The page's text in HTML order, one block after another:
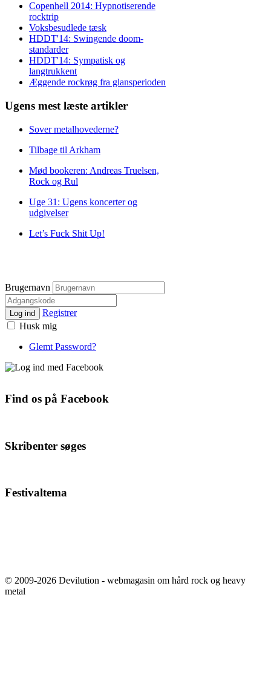
Copenhell 2014: Hypnotiserende
rocktrip
Voksbesudlede tæsk
HDDT'14: Swingende doom-
standarder
HDDT'14: Sympatisk og
langtrukkent
Æggende rockrøg fra glansperioden
Ugens mest læste artikler
Sover metalhovederne?
Tilbage til Arkham
Mød bookeren: Andreas Truelsen,
Rock og Rul
Uge 31: Ugens koncerter og
udgivelser
Let’s Fuck Shit Up!
Brugernavn
Log ind
Registrer
Husk mig
Glemt Password?
Find os på Facebook
Skribenter søges
Festivaltema
© 2009-2026 Devilution - webmagasin om hård rock og heavy
metal